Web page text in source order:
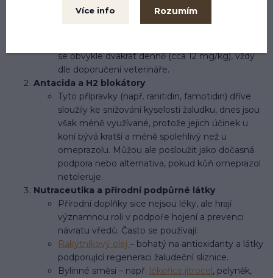
praxi se často kombinuje s omeprazolem –
se obvykle dvakrát denně (cca 12 mg/kg), vždy
dle doporučení veterináře.
Antacida a H2 blokátory
Tyto přípravky (např. ranitidin, famotidin) dříve
sloužily ke snižování kyselosti žaludku, dnes jsou
však méně využívané, protože jejich účinek u
koní bývá kratší a méně spolehlivý než u
omeprazolu. Můžou ale posloužit jako dočasná
podpora nebo alternativa, pokud kůň omeprazol
netoleruje.
Nutraceutika a přírodní podpůrné látky
Přírodní doplňky sice nejsou léky, ale hrají
významnou roli v podpoře hojení a prevenci
návratu vředů. Často se používají:
Rakytníkový olej – bohatý na antioxidanty a látky
podporující regeneraci žaludeční sliznice.
Bylinné směsi – např. lékořice,jitrocel, pelyněk,
Více info Rozumím